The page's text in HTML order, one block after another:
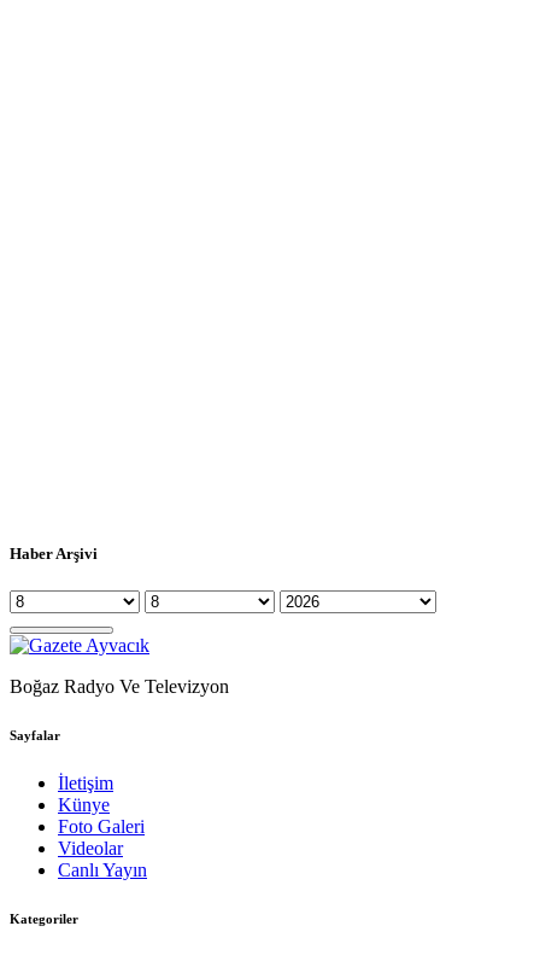
Haber Arşivi
Boğaz Radyo Ve Televizyon
Sayfalar
İletişim
Künye
Foto Galeri
Videolar
Canlı Yayın
Kategoriler